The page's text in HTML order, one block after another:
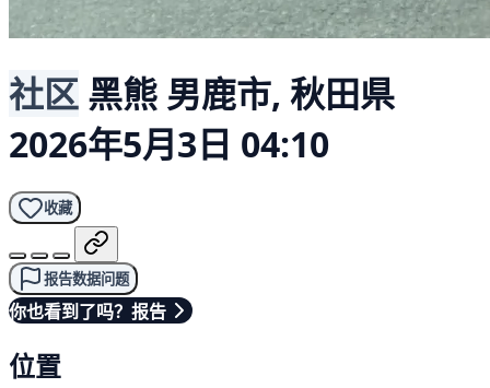
社区 黑熊 男鹿市, 秋田県
2026年5月3日 04:10
收藏
报告数据问题
你也看到了吗？报告
位置